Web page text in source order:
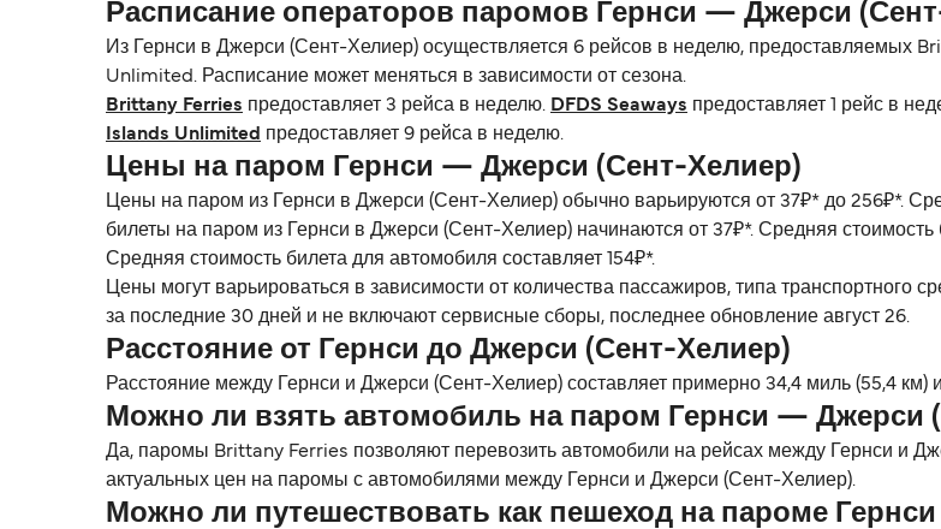
Расписание операторов паромов Гернси — Джерси
Из Гернси в Джерси (Сент-Хелиер) осуществляется 6 рейсов в неделю, предоставляемых
Unlimited. Расписание может меняться в зависимости от сезона.
Brittany Ferries предоставляет 3 рейса в неделю. DFDS Seaways предоставляет 1 рейс в
Islands Unlimited
предоставляет 9 рейса в неделю.
Цены на паром Гернси — Джерси (Сент-Хелиер)
Цены на паром из Гернси в Джерси (Сент-Хелиер) обычно варьируются от 37₽* до 256₽*.
билеты на паром из Гернси в Джерси (Сент-Хелиер) начинаются от 37₽*. Средняя стоимость
Средняя стоимость билета для автомобиля составляет 154₽*.
Цены могут варьироваться в зависимости от количества пассажиров, типа
за последние 30 дней и не включают сервисные сборы, последнее обновление август 26.
Расстояние от Гернси до Джерси (Сент-Хелиер)
Расстояние между Гернси и Джерси (Сент-Хелиер) составляет примерно 34,4 миль (55,4 км)
Можно ли взять автомобиль на паром Гернси — Джерси
Да, паромы Brittany Ferries позволяют перевозить автомобили на рейсах между Гернси и
актуальных цен на паромы с автомобилями между Гернси и Джерси (Сент-Хелиер).
Можно ли путешествовать как пешеход на пароме